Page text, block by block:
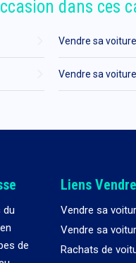
dans ces
Vendre sa
Vendre sa
du
de
Liens
Vendre sa
Vendre sa
Rachats de